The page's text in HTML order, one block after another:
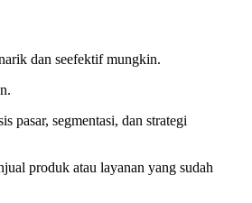
dan seefektif mungkin.
pasar, segmentasi, dan strategi
produk atau layanan yang sudah